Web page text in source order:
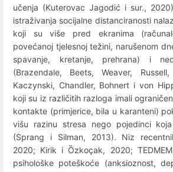
učenja (Kuterovac Jagodić i sur.,
istraživanja socijalne distanciranosti
koji su više pred ekranima
povećanoj tjelesnoj težini, narušenom
spavanje, kretanje, prehrana) i
(Brazendale, Beets, Weaver,
Kaczynski, Chandler, Bohnert i von
koji su iz različitih razloga imali
kontakte (primjerice, bila u karanteni)
višu razinu stresa nego pojedinci
(Sprang i Silman, 2013). Niz
2020; Kirik i Ȍzkoçak, 2020;
psihološke poteškoće (anksioznost,